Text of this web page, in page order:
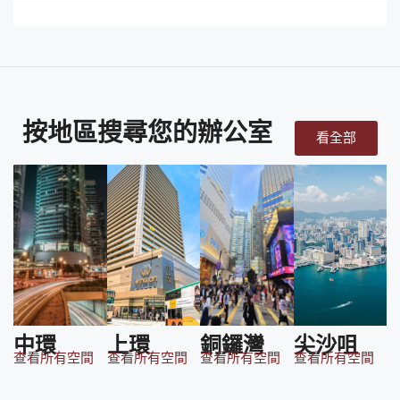
按地區搜尋您的辦公室 看全部
中環
查看所有空間 上環
查看所有空間 銅鑼灣
查看所有空間 尖沙咀
查看所有空間